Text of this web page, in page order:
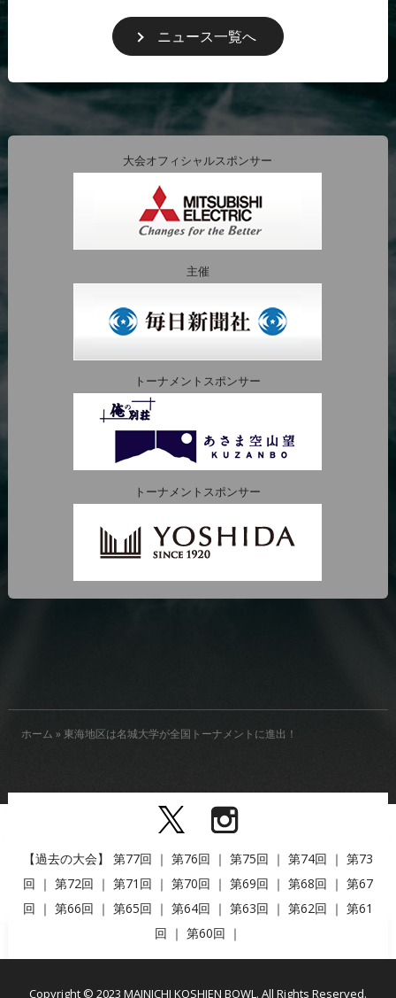
ニュース一覧へ
大会オフィシャルスポンサー
主催
トーナメントスポンサー
トーナメントスポンサー
ホーム » 東海地区は名城大学が全国トーナメントに進出！
【過去の大会】 第77回 ｜ 第76回 ｜ 第75回 ｜ 第74回 ｜ 第73
回 ｜ 第72回 ｜ 第71回 ｜ 第70回 ｜ 第69回 ｜ 第68回 ｜ 第67
回 ｜ 第66回 ｜ 第65回 ｜ 第64回 ｜ 第63回 ｜ 第62回 ｜ 第61
回 ｜ 第60回 ｜
Copyright © 2023 MAINICHI KOSHIEN BOWL. All Rights Reserved.